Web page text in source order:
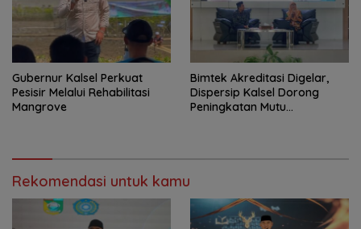
Gubernur Kalsel Perkuat
Pesisir Melalui Rehabilitasi
Mangrove
Bimtek Akreditasi Digelar,
Dispersip Kalsel Dorong
Peningkatan Mutu
Rekomendasi untuk kamu